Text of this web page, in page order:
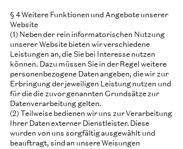
§ 4 Weitere Funktionen und Angebote unserer
Website
(1) Neben der rein informatorischen Nutzung
unserer Website bieten wir verschiedene
Leistungen an, die Sie bei Interesse nutzen
können. Dazu müssen Sie in der Regel weitere
personenbezogene Daten angeben, die wir zur
Erbringung der jeweiligen Leistung nutzen und
für die die zuvor genannten Grundsätze zur
Datenverarbeitung gelten.
(2) Teilweise bedienen wir uns zur Verarbeitung
Ihrer Daten externer Dienstleister. Diese
wurden von uns sorgfältig ausgewählt und
beauftragt, sind an unsere Weisungen